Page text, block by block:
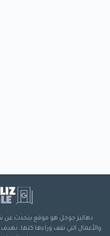
والأعمال التي تقف وراءها كلها،